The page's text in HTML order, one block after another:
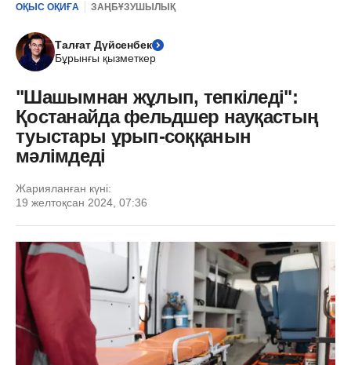
ОҚЫС ОҚИҒА ЗАҢБҰЗУШЫЛЫҚ
Талғат Дүйсенбек
Бұрынғы қызметкер
"Шашымнан жұлып, тепкіледі":
Қостанайда фельдшер науқастың
туыстары ұрып-соққанын
мәлімдеді
Жарияланған күні:
19 желтоқсан 2024, 07:36